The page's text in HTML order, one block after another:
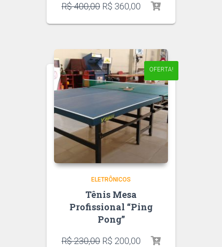
R$400,00 R$ 360,00
OFERTA!
ELETRÔNICOS
Tênis Mesa
Profissional “Ping
Pong”
R$230,00 R$ 200,00